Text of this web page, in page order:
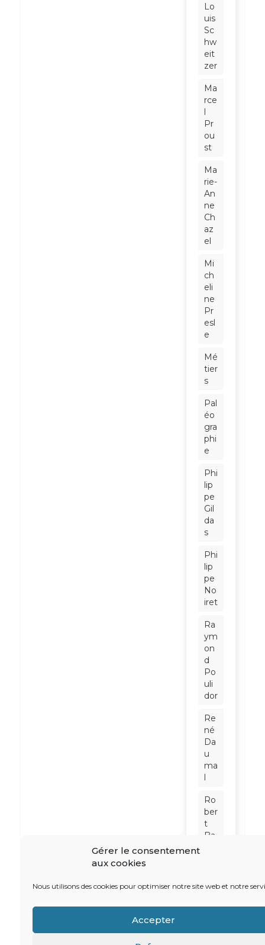
Gérer le consentement
aux cookies
Nous utilisons des cookies pour optimiser notre site web et notre
Accepter
Lo
uis
Sc
hw
eit
zer
Ma
rce
l
Pr
ou
st
Ma
rie-
An
ne
Ch
az
el
Mi
ch
eli
ne
Pr
esl
e
Mé
tier
s
Pal
éo
gra
phi
e
Phi
lip
pe
Gil
da
s
Phi
lip
pe
No
iret
Ra
ym
on
d
Po
uli
dor
Re
né
Da
u
ma
l
Ro
ber
t
Ba
eid